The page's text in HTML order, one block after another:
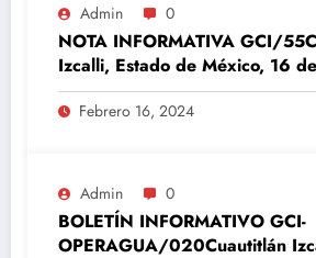
Admin 0
NOTA INFORMATIVA GCI/
Izcalli, Estado de México, 16
del 2024
Febrero 16, 2024
Admin 0
BOLETÍN INFORMATIVO GCI-
OPERAGUA/020Cuautitlán